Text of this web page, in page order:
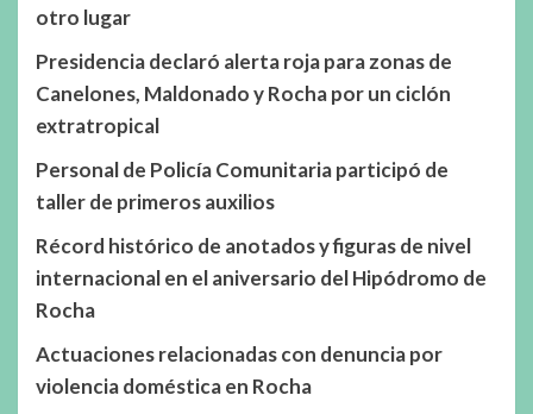
otro lugar
Presidencia declaró alerta roja para zonas de
Canelones, Maldonado y Rocha por un ciclón
extratropical
Personal de Policía Comunitaria participó de
taller de primeros auxilios
Récord histórico de anotados y figuras de nivel
internacional en el aniversario del Hipódromo de
Rocha
Actuaciones relacionadas con denuncia por
violencia doméstica en Rocha